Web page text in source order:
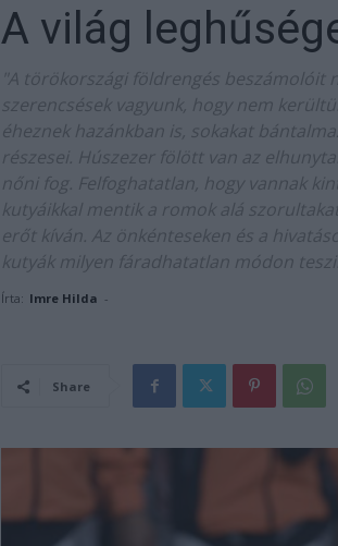
A világ
"A törökországi földrengés beszámolóit
szerencsések vagyunk, hogy nem
éheznek hazánkban is, sokakat
részesei. Húszezer fölött van az
nőni fog. Felfoghatatlan, hogy vannak
kutyáikkal mentik a romok alá
erőt kíván. Az önkénteseken és a
kutyák milyen fáradhatatlan módon
Írta: Imre Hilda -
Share